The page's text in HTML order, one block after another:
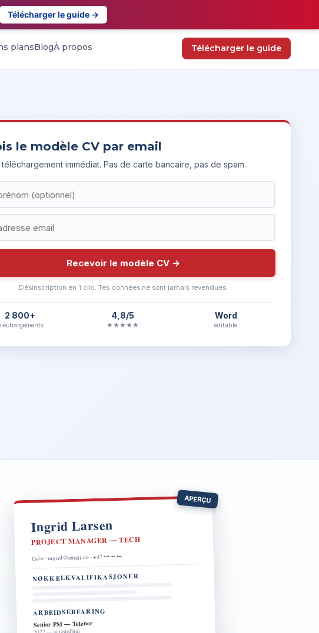
Télécharger le guide →
plansBlogÀ propos Télécharger le guide
le modèle CV par email
immédiat. Pas de carte bancaire, pas de spam.
Recevoir le modèle CV →
Désinscription en 1 clic. Tes données ne sont jamais revendues.
2 800+ 4,8/5
★★★★★
Word
éditable
APERÇU
Ingrid Larsen
PROJECT MANAGER — TECH
Oslo · ingrid@email.no · +47 ••• •• •••
NØKKELKVALIFIKASJONER
ARBEIDSERFARING
Senior PM — Telenor